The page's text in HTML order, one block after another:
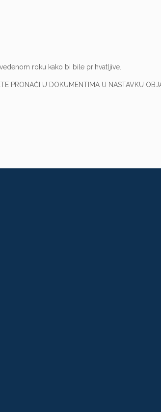
roku kako bi bile prihvatljive.
PRONAĆI U DOKUMENTIMA U NASTAVKU